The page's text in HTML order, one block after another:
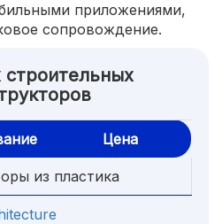
приложениями,
сопровождение.
строительных
Цена
из пластика